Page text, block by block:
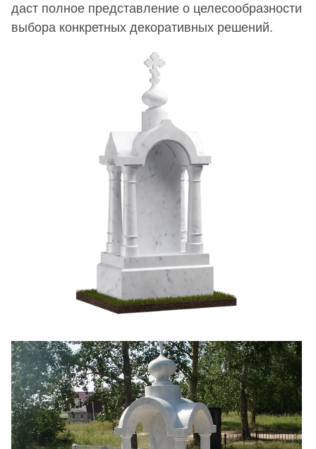
даст полное представление о целесообразности
выбора конкретных декоративных решений.